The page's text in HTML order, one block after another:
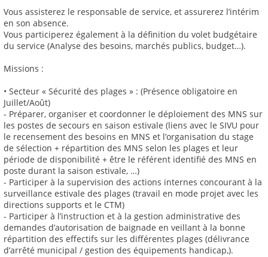
Vous assisterez le responsable de service, et assurerez l’intérim
en son absence.
Vous participerez également à la définition du volet budgétaire
du service (Analyse des besoins, marchés publics, budget…).
Missions :
• Secteur « Sécurité des plages » : (Présence obligatoire en
Juillet/Août)
- Préparer, organiser et coordonner le déploiement des MNS sur
les postes de secours en saison estivale (liens avec le SIVU pour
le recensement des besoins en MNS et l’organisation du stage
de sélection + répartition des MNS selon les plages et leur
période de disponibilité + être le référent identifié des MNS en
poste durant la saison estivale, …)
- Participer à la supervision des actions internes concourant à la
surveillance estivale des plages (travail en mode projet avec les
directions supports et le CTM)
- Participer à l’instruction et à la gestion administrative des
demandes d’autorisation de baignade en veillant à la bonne
répartition des effectifs sur les différentes plages (délivrance
d’arrêté municipal / gestion des équipements handicap,).